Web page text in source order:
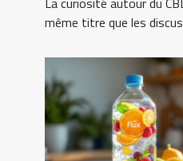
même titre que les